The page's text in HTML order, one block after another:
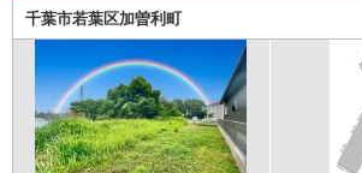
千葉市若葉区加曽利町